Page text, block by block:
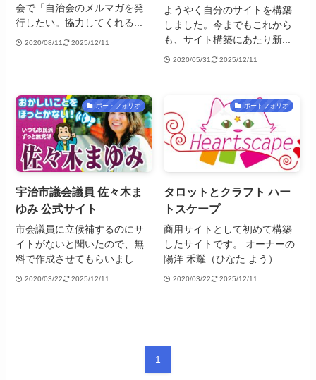
会で「自治会のメルマガを発
行したい。協力してくれる...
2020/08/11 2025/12/11
ようやく自分のサイトを構築
しました。今までもこれから
も、サイト構築にあたり新...
2020/05/31 2025/12/11
ポートフォリオ
宇治市議会議員 佐々木ま
ゆみ 公式サイト
市会議員に立候補するのにサ
イトがないと聞いたので、無
料で作成させてもらいまし...
2020/03/22 2025/12/11
ポートフォリオ
タロットとクラフト ハー
トスケープ
商用サイトとして初めて構築
したサイトです。 オーナーの
陽洋 禾耀（ひなた よう）...
2020/03/22 2025/12/11
1